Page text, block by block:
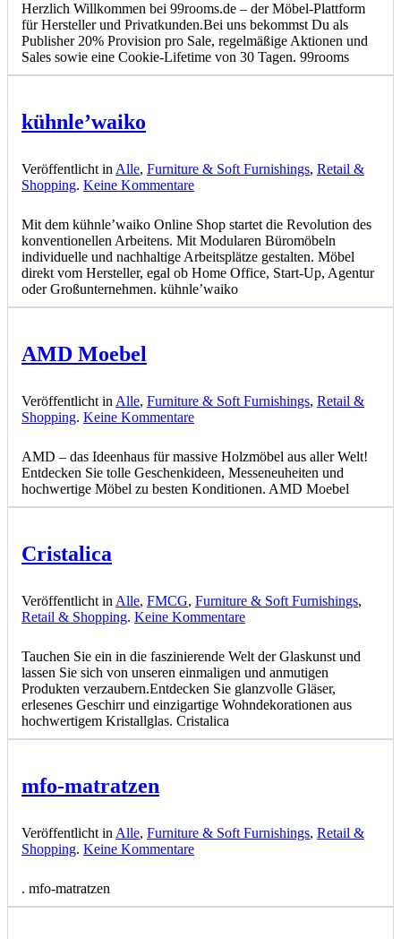
Herzlich Willkommen bei 99rooms.de – der Möbel-Plattform
für Hersteller und Privatkunden.Bei uns bekommst Du als
Publisher 20% Provision pro Sale, regelmäßige Aktionen und
Sales sowie eine Cookie-Lifetime von 30 Tagen. 99rooms
kühnle’waiko
Veröffentlicht in Alle, Furniture & Soft Furnishings, Retail &
Shopping. Keine Kommentarezu
Mit dem kühnle’waiko Online Shop startet die Revolution des
konventionellen Arbeitens. Mit Modularen Büromöbeln
individuelle und nachhaltige Arbeitsplätze gestalten. Möbel
direkt vom Hersteller, egal ob Home Office, Start-Up, Agentur
oder Großunternehmen. kühnle’waiko
AMD Moebel
Veröffentlicht in Alle, Furniture & Soft Furnishings, Retail &
Shopping. Keine Kommentarezu
Moebel
AMD – das Ideenhaus für massive Holzmöbel aus aller Welt!
Entdecken Sie tolle Geschenkideen, Messeneuheiten und
hochwertige Möbel zu besten Konditionen. AMD Moebel
Cristalica
Veröffentlicht in Alle, FMCG, Furniture & Soft Furnishings,
Retail & Shopping. Keine Kommentarezu
Tauchen Sie ein in die faszinierende Welt der Glaskunst und
lassen Sie sich von unseren einmaligen und anmutigen
Produkten verzaubern.Entdecken Sie glanzvolle Gläser,
erlesenes Geschirr und einzigartige Wohndekorationen aus
hochwertigem Kristallglas. Cristalica
mfo-matratzen
Veröffentlicht in Alle, Furniture & Soft Furnishings, Retail &
Shopping. Keine Kommentarezu
. mfo-matratzen